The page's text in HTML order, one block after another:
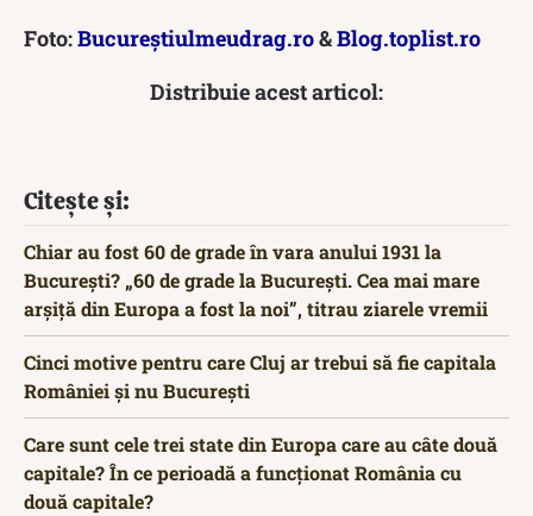
Foto:Bucureștiulmeudrag.ro&Blog.toplist.ro
Distribuie acest articol:
Citește și:
Chiar au fost 60 de grade în vara anului 1931 la
București? „60 de grade la București. Cea mai mare
arșiță din Europa a fost la noi”, titrau ziarele vremii
Cinci motive pentru care Cluj ar trebui să fie capitala
României și nu București
Care sunt cele trei state din Europa care au câte două
capitale? În ce perioadă a funcționat România cu
două capitale?